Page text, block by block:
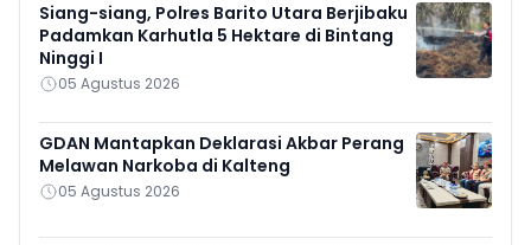
Siang-siang, Polres Barito Utara Berjibaku
Padamkan Karhutla 5 Hektare di Bintang
Ninggi I
05 Agustus 2026
GDAN Mantapkan Deklarasi Akbar Perang
Melawan Narkoba di Kalteng
05 Agustus 2026